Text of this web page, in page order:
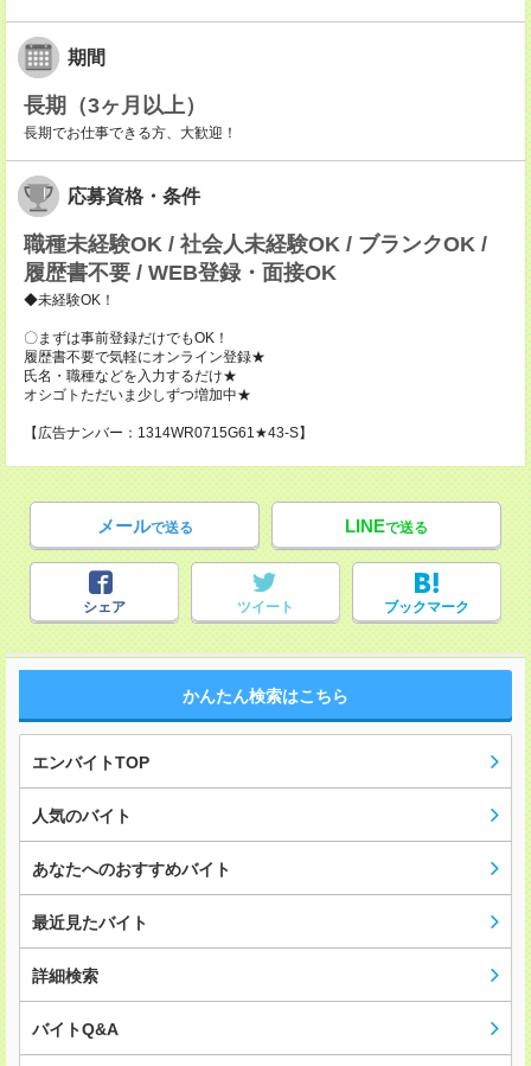
期間
長期（3ヶ月以上）
長期でお仕事できる方、大歓迎！
応募資格・条件
職種未経験OK / 社会人未経験OK / ブランクOK /
履歴書不要 / WEB登録・面接OK
◆未経験OK！
〇まずは事前登録だけでもOK！
履歴書不要で気軽にオンライン登録★
氏名・職種などを入力するだけ★
オシゴトただいま少しずつ増加中★
【広告ナンバー：1314WR0715G61★43-S】
メールで送る LINEで送る
シェア ツイート ブックマーク
かんたん検索はこちら
エンバイトTOP
人気のバイト
あなたへのおすすめバイト
最近見たバイト
詳細検索
バイトQ&A